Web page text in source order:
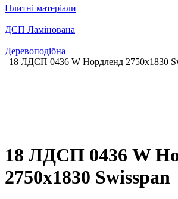
Плитні матеріали
ДСП Ламінована
Деревоподібна
18 ЛДСП 0436 W Нордленд 2750х1830
18 ЛДСП 0436 W
2750х1830 Swisspan